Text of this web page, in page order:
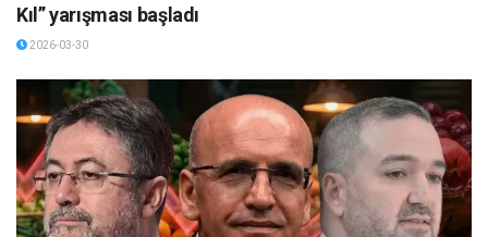
Kıl” yarışması başladı
2026-03-30